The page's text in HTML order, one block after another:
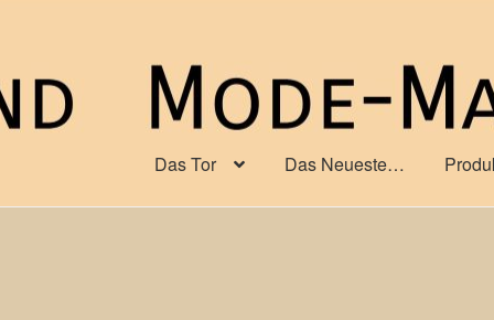
Zur
Navigation
springen
Zum
Inhalt
springen
Das Tor
Das Neueste…